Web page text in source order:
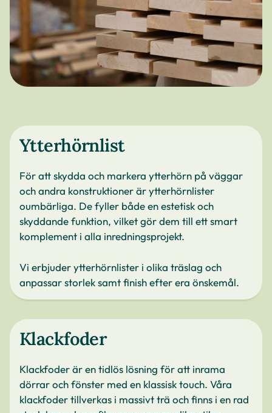
Ytterhörnlist
För att skydda och markera ytterhörn på väggar
och andra konstruktioner är ytterhörnlister
oumbärliga. De fyller både en estetisk och
skyddande funktion, vilket gör dem till ett smart
komplement i alla inredningsprojekt.
Vi erbjuder ytterhörnlister i olika träslag och
anpassar storlek samt finish efter era önskemål.
Klackfoder
Klackfoder är en tidlös lösning för att inrama
dörrar och fönster med en klassisk touch. Våra
klackfoder tillverkas i massivt trä och finns i en rad